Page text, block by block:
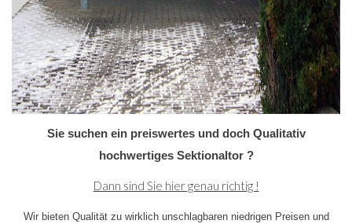
Sie suchen ein preiswertes und doch Qualitativ
hochwertiges Sektionaltor ?
Dann sind Sie hier genau richtig !
Wir bieten Qualität zu wirklich unschlagbaren niedrigen Preisen und